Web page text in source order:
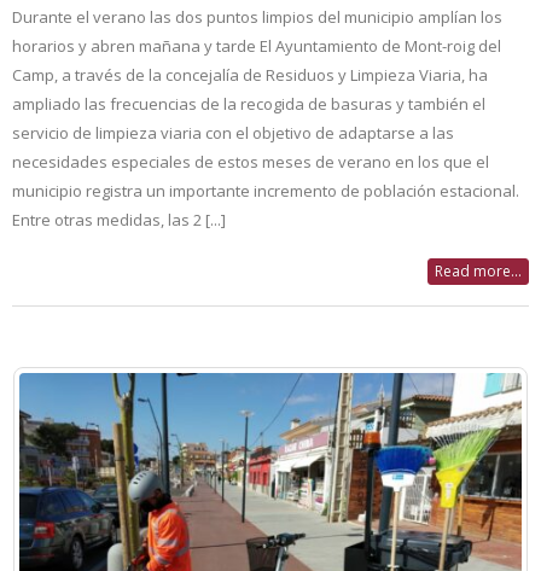
Durante el verano las dos puntos limpios del municipio amplían los
horarios y abren mañana y tarde El Ayuntamiento de Mont-roig del
Camp, a través de la concejalía de Residuos y Limpieza Viaria, ha
ampliado las frecuencias de la recogida de basuras y también el
servicio de limpieza viaria con el objetivo de adaptarse a las
necesidades especiales de estos meses de verano en los que el
municipio registra un importante incremento de población estacional.
Entre otras medidas, las 2 [...]
Read more...